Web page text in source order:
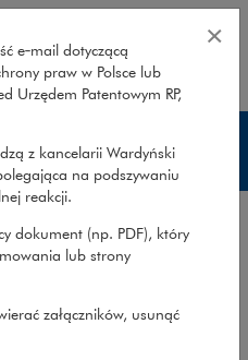
i
Prawnicy
e‑mail dotyczącą
praw w Polsce lub
Urzędem Patentowym RP,
z kancelarii Wardyński
na podszywaniu
reakcji.
dokument (np. PDF), który
lub strony
załączników, usunąć
×